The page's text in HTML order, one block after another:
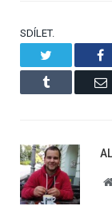
SDÍLET.
Tumblr